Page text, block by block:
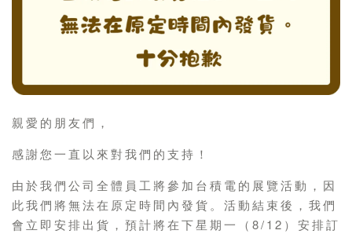
親愛的朋友們，
感謝您一直以來對我們的支持！
由於我們公司全體員工將參加台積電的展覽活動，因
此我們將無法在原定時間內發貨。活動結束後，我們
會立即安排出貨，預計將在下星期一（8/12）安排訂